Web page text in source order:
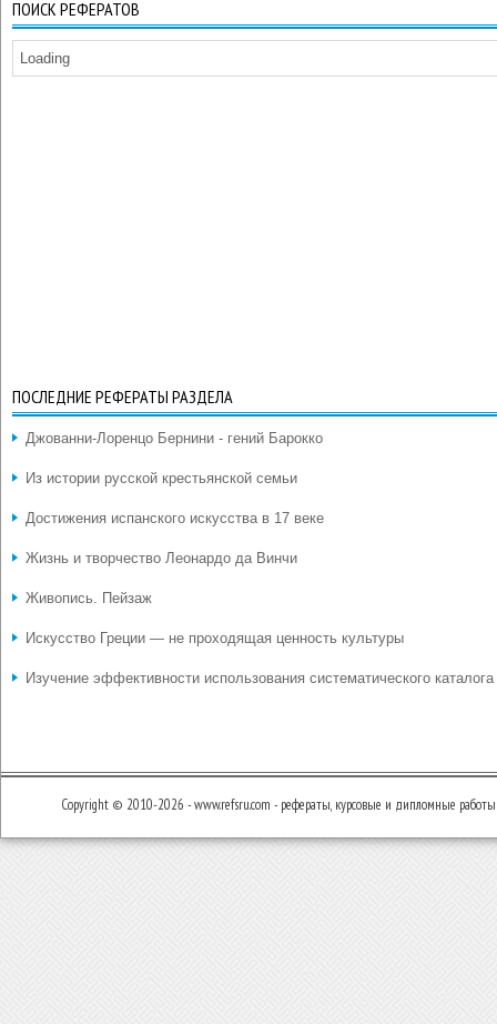
ПОИСК РЕФЕРАТОВ
Loading
ПОСЛЕДНИЕ РЕФЕРАТЫ РАЗДЕЛА
Джованни-Лоренцо Бернини - гений Барокко
Из истории русской крестьянской семьи
Достижения испанского искусства в 17 веке
Жизнь и творчество Леонардо да Винчи
Живопись. Пейзаж
Искусство Греции — не проходящая ценность культуры
Изучение эффективности использования систематического каталога
Copyright © 2010-2026 - www.refsru.com - рефераты, курсовые и дипломные работы